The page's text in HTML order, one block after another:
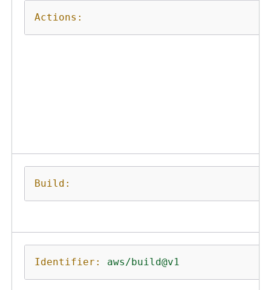
Actions:
Build:
Identifier: aws/build@v1